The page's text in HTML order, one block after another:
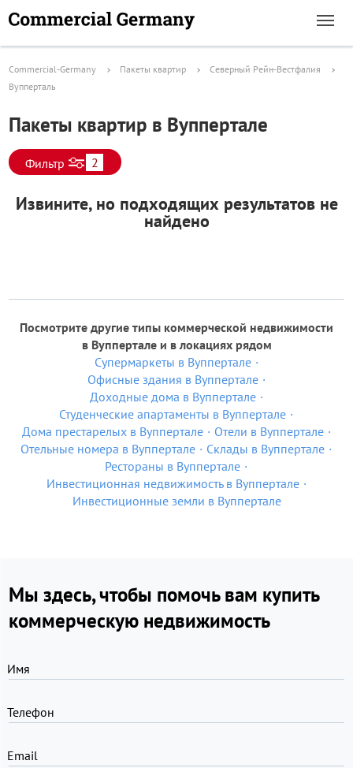
Commercial-Germany Пакеты квартир
Северный Рейн-Вестфалия
Вупперталь
Пакеты квартир в Вуппертале
Фильтр 2
Извините, но подходящих результатов не
найдено
Посмотрите другие типы коммерческой недвижимости
в Вуппертале и в локациях рядом
Супермаркеты в Вуппертале
Офисные здания в Вуппертале
Доходные дома в Вуппертале
Студенческие апартаменты в Вуппертале
Дома престарелых в Вуппертале
Отели в Вуппертале
Отельные номера в Вуппертале
Склады в Вуппертале
Рестораны в Вуппертале
Инвестиционная недвижимость в Вуппертале
Инвестиционные земли в Вуппертале
Мы здесь, чтобы помочь вам купить
коммерческую недвижимость
Имя
Телефон
Email